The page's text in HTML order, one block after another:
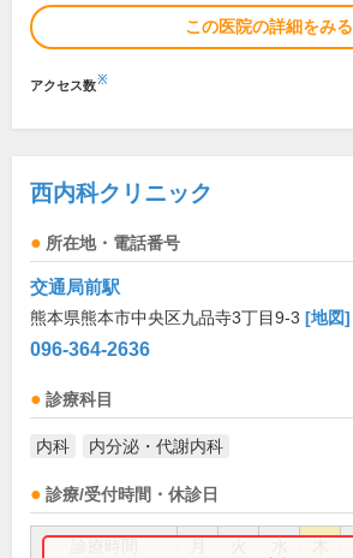
この医院の詳細をみる
アクセス数※
西内科クリニック
所在地・電話番号
交通局前駅
熊本県熊本市中央区九品寺3丁目9-3 [地図]
096-364-2636
診療科目
内科 内分泌・代謝内科
診療/受付時間・休診日